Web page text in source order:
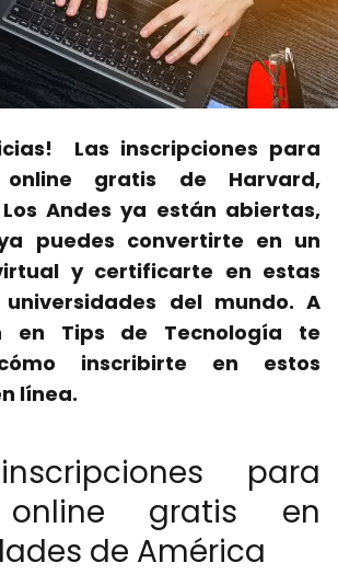
Las inscripciones para
gratis de Harvard,
Andes ya están abiertas,
puedes convertirte en un
y certificarte en estas
universidades del mundo. A
en Tips de Tecnología te
inscribirte en estos
línea.
para
online gratis en
de América